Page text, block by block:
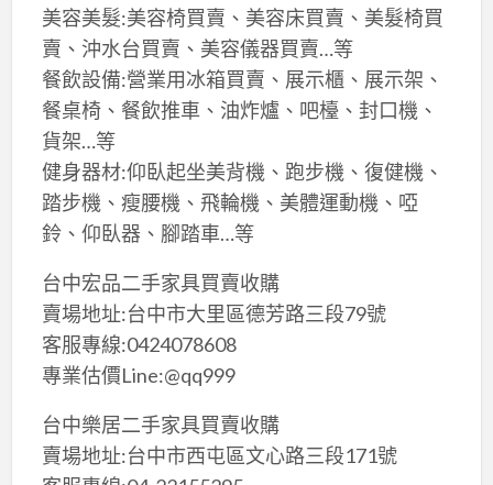
美容美髮:美容椅買賣、美容床買賣、美髮椅買
賣、沖水台買賣、美容儀器買賣…等
餐飲設備:營業用冰箱買賣、展示櫃、展示架、
餐桌椅、餐飲推車、油炸爐、吧檯、封口機、
貨架…等
健身器材:仰臥起坐美背機、跑步機、復健機、
踏步機、瘦腰機、飛輪機、美體運動機、啞
鈴、仰臥器、腳踏車…等
台中宏品二手家具買賣收購
賣場地址:台中市大里區德芳路三段79號
客服專線:0424078608
專業估價Line:@qq999
台中樂居二手家具買賣收購
賣場地址:台中市西屯區文心路三段171號